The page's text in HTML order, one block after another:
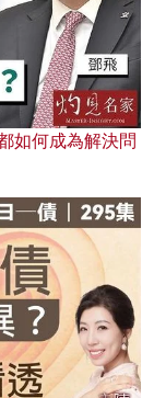
如何成為解決問